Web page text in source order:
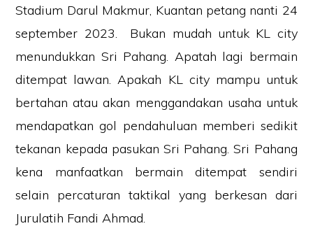
Stadium Darul Makmur, Kuantan petang nanti 24
september 2023. Bukan mudah untuk KL city
menundukkan Sri Pahang. Apatah lagi bermain
ditempat lawan. Apakah KL city mampu untuk
bertahan atau akan menggandakan usaha untuk
mendapatkan gol pendahuluan memberi sedikit
tekanan kepada pasukan Sri Pahang. Sri Pahang
kena manfaatkan bermain ditempat sendiri
selain percaturan taktikal yang berkesan dari
Jurulatih Fandi Ahmad.